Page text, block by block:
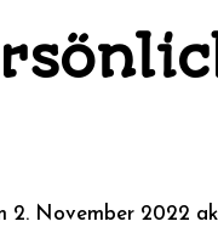
2. November 2022